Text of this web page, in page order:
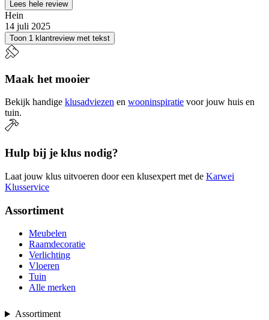
Lees hele review
Hein
14 juli 2025
Toon 1 klantreview met tekst
Maak het mooier
Bekijk handige klusadviezen en wooninspiratie voor jouw huis en
tuin.
Hulp bij je klus nodig?
Laat jouw klus uitvoeren door een klusexpert met de Karwei
Klusservice
Assortiment
Meubelen
Raamdecoratie
Verlichting
Vloeren
Tuin
Alle merken
Assortiment